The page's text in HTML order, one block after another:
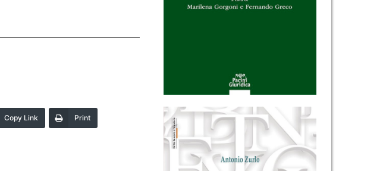
Copy Link Print